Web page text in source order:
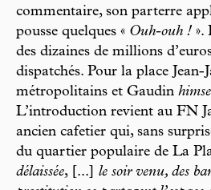
commentaire, son parterre
pousse quelques « Ouh-ouh ! ».
des dizaines de millions
dispatchés. Pour la place Jean-
métropolitains et Gaudin
L’introduction revient au FN
ancien cafetier qui, sans
du quartier populaire de La
délaissée, [...] le soir venu, des